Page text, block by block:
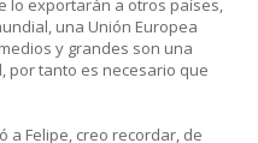
lo exportarán a otros países,
una Unión Europea
y grandes son una
por tanto es necesario que
a Felipe, creo recordar, de